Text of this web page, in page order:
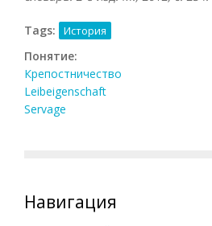
Tags: История
Понятие:
Крепостничество
Leibeigenschaft
Servage
Навигация